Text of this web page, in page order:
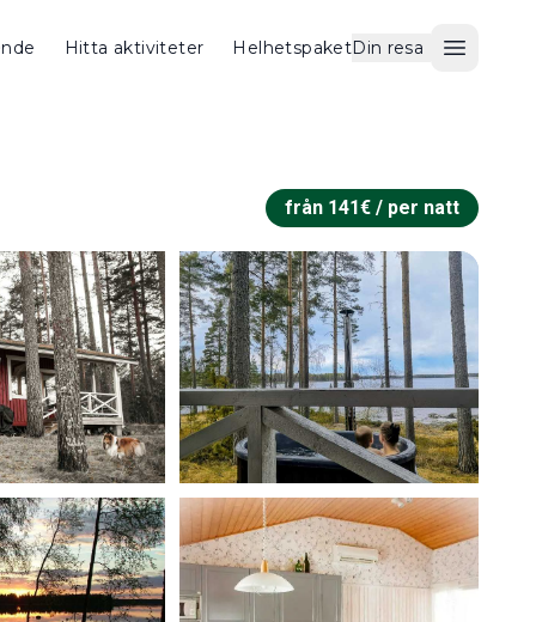
Hitta aktiviteter HelhetspaketDin resa
Öppna
från 141€ / per natt